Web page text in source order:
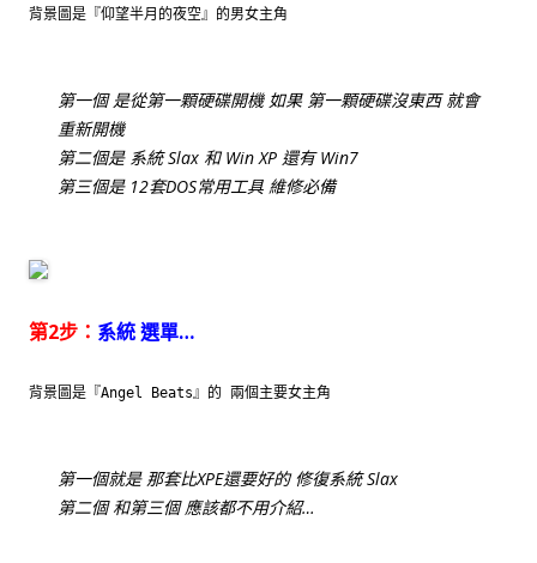
背景圖是『仰望半月的夜空』的男女主角
第一個 是從第一顆硬碟開機 如果 第一顆硬碟沒東西 就會
重新開機
第二個是 系統 Slax 和 Win XP 還有 Win7
第三個是 12套DOS常用工具 維修必備
第2步： 系統 選單…
背景圖是『Angel Beats』的 兩個主要女主角
第一個就是 那套比XPE還要好的 修復系統 Slax
第二個 和第三個 應該都不用介紹…